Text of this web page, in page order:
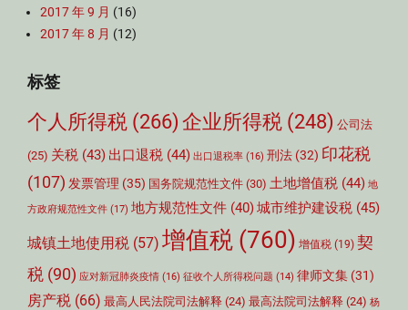
2017 年 9 月 (16)
2017 年 8 月 (12)
标签
个人所得税 (266) 企业所得税 (248) 公司法
(25) 关税 (43) 出口退税 (44) 出口退税率 (16) 刑法 (32) 印花税
(107) 发票管理 (35) 国务院规范性文件 (30) 土地增值税 (44) 地
方政府规范性文件 (17) 地方规范性文件 (40)城市维护建设税 (45)
城镇土地使用税 (57) 增值税 (760) 增值税 (19) 契
税 (90) 应对新冠肺炎疫情 (16) 征收个人所得税问题 (14) 律师文集 (31)
房产税 (66) 最高人民法院司法解释 (24) 最高法院司法解释 (24) 杨